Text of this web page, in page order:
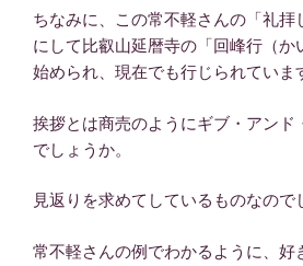
ちなみに、この常不軽さんの「礼拝
にして比叡山延暦寺の「回峰行（か
始められ、現在でも行じられていま
挨拶とは商売のようにギブ・アンド
でしょうか。
見返りを求めてしているものなので
常不軽さんの例でわかるように、好